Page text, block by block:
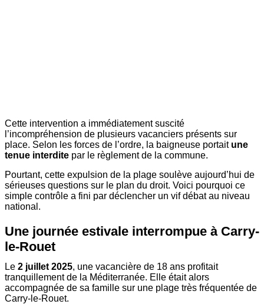
Cette intervention a immédiatement suscité
l’incompréhension de plusieurs vacanciers présents sur
place. Selon les forces de l’ordre, la baigneuse portait une
tenue interdite par le règlement de la commune.
Pourtant, cette expulsion de la plage soulève aujourd’hui de
sérieuses questions sur le plan du droit. Voici pourquoi ce
simple contrôle a fini par déclencher un vif débat au niveau
national.
Une journée estivale interrompue à Carry-
le-Rouet
Le 2 juillet 2025, une vacancière de 18 ans profitait
tranquillement de la Méditerranée. Elle était alors
accompagnée de sa famille sur une plage très fréquentée de
Carry-le-Rouet.